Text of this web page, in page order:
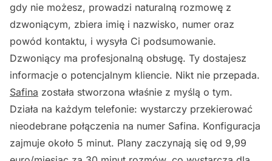
gdy nie możesz, prowadzi naturalną rozmowę z
dzwoniącym, zbiera imię i nazwisko, numer oraz
powód kontaktu, i wysyła Ci podsumowanie.
Dzwoniący ma profesjonalną obsługę. Ty dostajesz
informacje o potencjalnym kliencie. Nikt nie przepada.
Safina została stworzona właśnie z myślą o tym.
Działa na każdym telefonie: wystarczy przekierować
nieodebrane połączenia na numer Safina. Konfiguracja
zajmuje około 5 minut. Plany zaczynają się od 9,99